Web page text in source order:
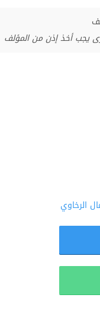
يجب أخذ إذن من المؤلف
الرخاوي